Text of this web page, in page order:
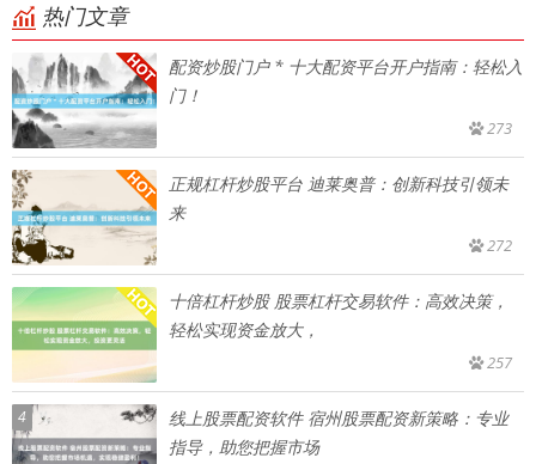
热门文章
配资炒股门户 * 十大配资平台开户指南：轻松入
门！
273
正规杠杆炒股平台 迪莱奥普：创新科技引领未
来
272
十倍杠杆炒股 股票杠杆交易软件：高效决策，
轻松实现资金放大，
257
4
线上股票配资软件 宿州股票配资新策略：专业
指导，助您把握市场